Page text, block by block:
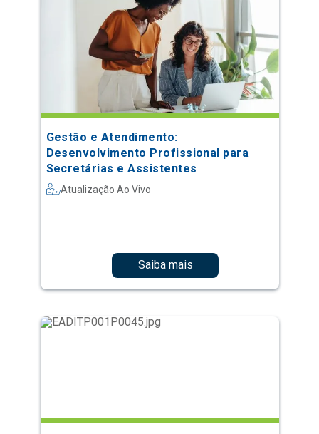
Gestão e Atendimento:
Desenvolvimento Profissional para
Secretárias e Assistentes
Atualização Ao Vivo
Saiba mais